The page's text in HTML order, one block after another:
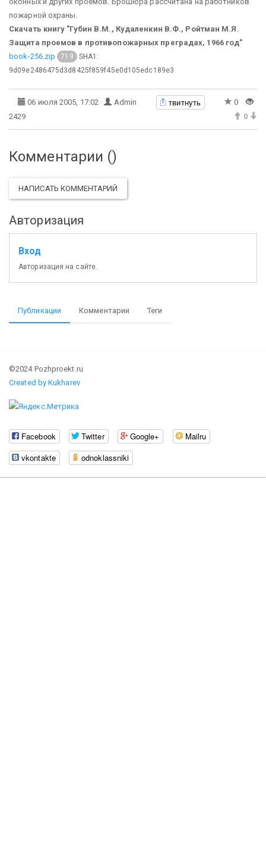
пожарной охраны.
Скачать книгу "Губин В.М., Кудаленкин В.Ф., Ройтман М.Я.
Защита проемов в противопожарных преградах, 1966 год"
book-256.zip
719
SHA1:
9d09e2486475d3d8425f859f45e0d105edc189e3
06 июля 2005, 17:02 Admin твитнуть
0
2429
0
Комментарии ()
НАПИСАТЬ КОММЕНТАРИЙ
Авторизация
Вход
Авторизация на сайте.
Публикации Комментарии Теги
©2024 Pozhproekt.ru
Created by Kukharev
Facebook Twitter Google+
Mailru
vkontakte
odnoklassniki